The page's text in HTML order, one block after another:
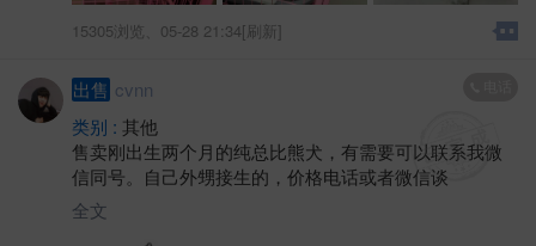
15305浏览、 05-28 21:34[刷新]
出售 cvnn
类别 : 其他
售卖刚出生两个月的纯总比熊犬，有需要可以联系我微
信同号。自己外甥接生的，价格电话或者微信谈
全文